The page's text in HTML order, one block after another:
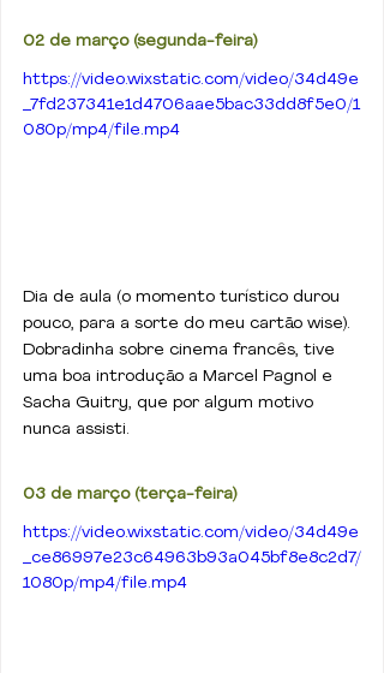
02 de março (segunda-feira)
https://video.wixstatic.com/video/34d49e
_7fd237341e1d4706aae5bac33dd8f5e0/1
080p/mp4/file.mp4
Dia de aula (o momento turístico durou
pouco, para a sorte do meu cartão wise).
Dobradinha sobre cinema francês, tive
uma boa introdução a Marcel Pagnol e
Sacha Guitry, que por algum motivo
nunca assisti.
03 de março (terça-feira)
https://video.wixstatic.com/video/34d49e
_ce86997e23c64963b93a045bf8e8c2d7/
1080p/mp4/file.mp4